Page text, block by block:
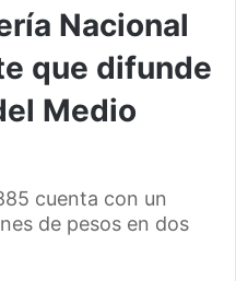
Nacional
que difunde
Medio
cuenta con un
de pesos en dos